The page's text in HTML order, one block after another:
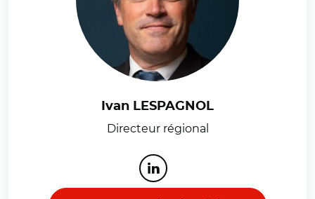
Ivan LESPAGNOL
Directeur régional
LinkedIn